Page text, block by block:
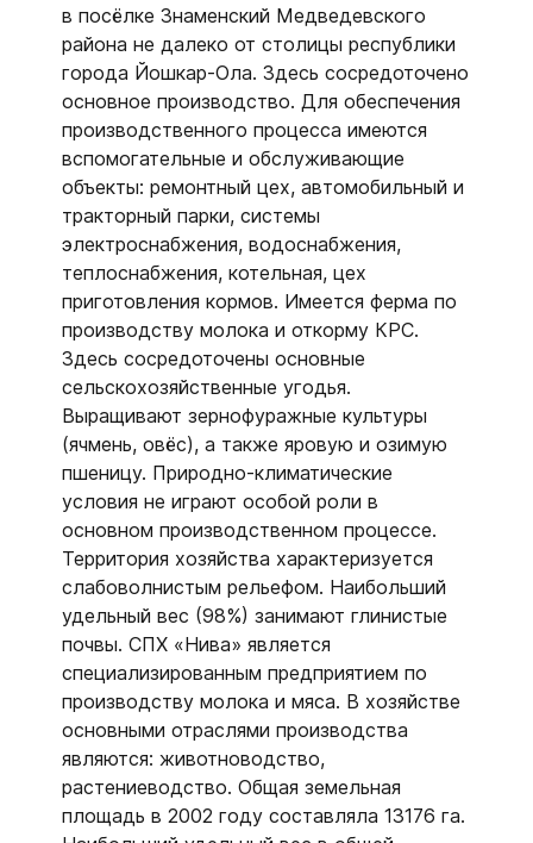
в посёлке Знаменский Медведевского
района не далеко от столицы республики
города Йошкар-Ола. Здесь сосредоточено
основное производство. Для обеспечения
производственного процесса имеются
вспомогательные и обслуживающие
объекты: ремонтный цех, автомобильный и
тракторный парки, системы
электроснабжения, водоснабжения,
теплоснабжения, котельная, цех
приготовления кормов. Имеется ферма по
производству молока и откорму КРС.
Здесь сосредоточены основные
сельскохозяйственные угодья.
Выращивают зернофуражные культуры
(ячмень, овёс), а также яровую и озимую
пшеницу. Природно-климатические
условия не играют особой роли в
основном производственном процессе.
Территория хозяйства характеризуется
слабоволнистым рельефом. Наибольший
удельный вес (98%) занимают глинистые
почвы. СПХ «Нива» является
специализированным предприятием по
производству молока и мяса. В хозяйстве
основными отраслями производства
являются: животноводство,
растениеводство. Общая земельная
площадь в 2002 году составляла 13176 га.